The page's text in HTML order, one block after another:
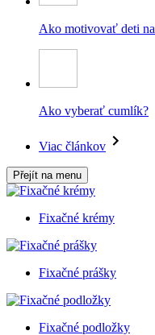
Ako motivovať deti
Ako vyberať cumlík?
Viac článkov
Přejít na menu
Fixačné krémy
Fixačné prášky
Fixačné podložky